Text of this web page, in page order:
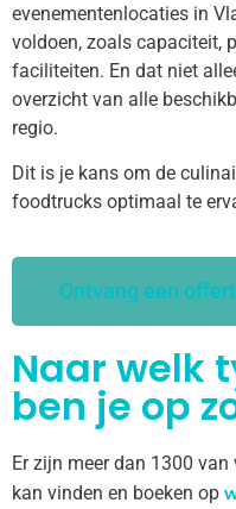
evenementenlocaties in
voldoen, zoals capaciteit,
faciliteiten. En dat niet
overzicht van alle
regio.
Dit is je kans om de
foodtrucks optimaal te
Ontvang een
Naar welk
ben je op
Er zijn meer dan 1300
kan vinden en boeken op